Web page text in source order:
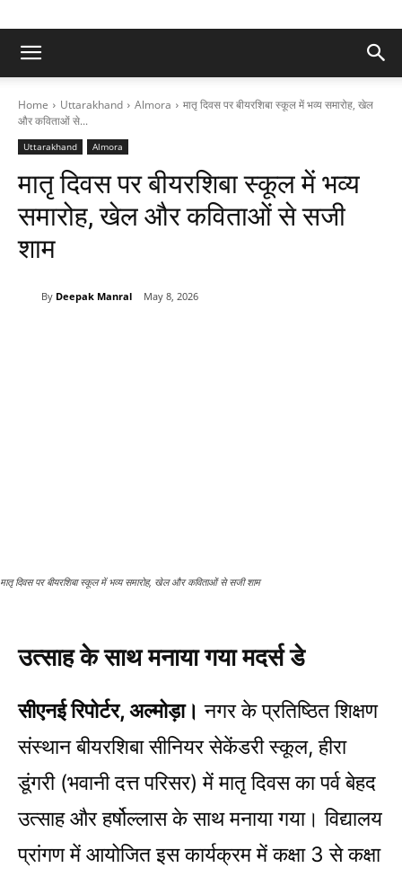
Home Uttarakhand Almora
मातृ दिवस पर बीयरशिबा स्कूल में भव्य समारोह, खेल
और कविताओं से...
Uttarakhand Almora
मातृ दिवस पर बीयरशिबा स्कूल में भव्य
समारोह, खेल और कविताओं से सजी
शाम
By Deepak Manral May 8, 2026
मातृ दिवस पर बीयरशिबा स्कूल में भव्य समारोह, खेल और कविताओं से सजी शाम
उत्साह के साथ मनाया गया मदर्स डे
सीएनई रिपोर्टर, अल्मोड़ा। नगर के प्रतिष्ठित शिक्षण
संस्थान बीयरशिबा सीनियर सेकेंडरी स्कूल, हीरा
डूंगरी (भवानी दत्त परिसर) में मातृ दिवस का पर्व बेहद
उत्साह और हर्षोल्लास के साथ मनाया गया। विद्यालय
प्रांगण में आयोजित इस कार्यक्रम में कक्षा 3 से कक्षा